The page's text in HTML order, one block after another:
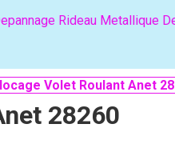
Rideau Metallique
Volet Roulant Anet
28260